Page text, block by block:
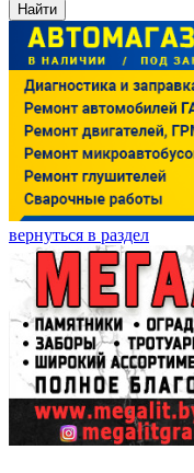
Найти
вернуться в раздел